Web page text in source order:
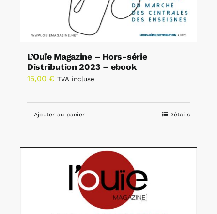
L’Ouïe Magazine – Hors-série
Distribution 2023 – ebook
15,00 € TVA incluse
Ajouter au panier Détails